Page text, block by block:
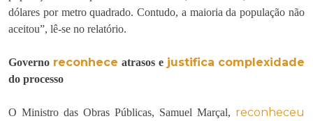
dólares por metro quadrado. Contudo, a maioria da população não
aceitou”, lê-se no relatório.
Governo reconhece atrasos e justifica complexidade
do processo
O Ministro das Obras Públicas, Samuel Marçal, reconheceu